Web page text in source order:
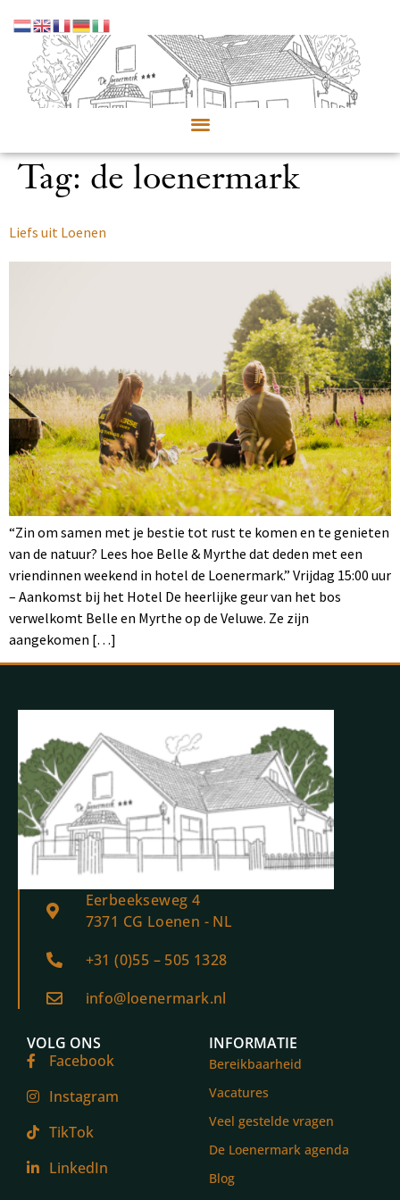
Tag: de loenermark
Liefs uit Loenen
“Zin om samen met je bestie tot rust te komen en te genieten
van de natuur? Lees hoe Belle & Myrthe dat deden met een
vriendinnen weekend in hotel de Loenermark.” Vrijdag 15:00 uur
– Aankomst bij het Hotel De heerlijke geur van het bos
verwelkomt Belle en Myrthe op de Veluwe. Ze zijn
aangekomen […]
Eerbeekseweg 4
7371 CG Loenen - NL
+31 (0)55 – 505 1328
info@loenermark.nl
VOLG ONS
Facebook
Instagram
TikTok
LinkedIn
INFORMATIE
Bereikbaarheid
Vacatures
Veel gestelde vragen
De Loenermark agenda
Blog